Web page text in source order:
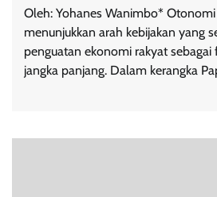
Oleh: Yohanes Wanimbo* Otonomi
menunjukkan arah kebijakan yang
penguatan ekonomi rakyat sebagai
jangka panjang. Dalam kerangka